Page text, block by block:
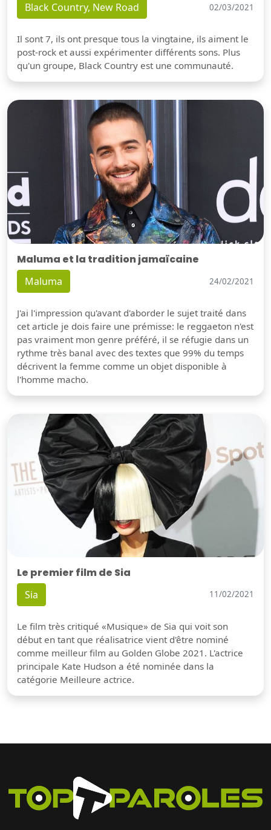
Black Country, New Road 02/03/2021
Il sont 7, ils ont presque tous la vingtaine, ils aiment le
post-rock et aussi expérimenter différents sons. Plus
qu'un groupe, Black Country est une communauté.
Maluma et la tradition jamaïcaine
Maluma 24/02/2021
J'ai l'impression qu'avant d'aborder le sujet traité dans
cet article je dois faire une prémisse: le reggaeton n'est
pas vraiment mon genre préféré, il se réfugie dans un
rythme très banal avec des textes que 99% du temps
décrivent la femme comme un objet disponible à
l'homme macho.
Le premier film de Sia
Sia 11/02/2021
Le film très critiqué «Musique» de Sia qui voit son
début en tant que réalisatrice vient d'être nominé
comme meilleur film au Golden Globe 2021. L'actrice
principale Kate Hudson a été nominée dans la
catégorie Meilleure actrice.